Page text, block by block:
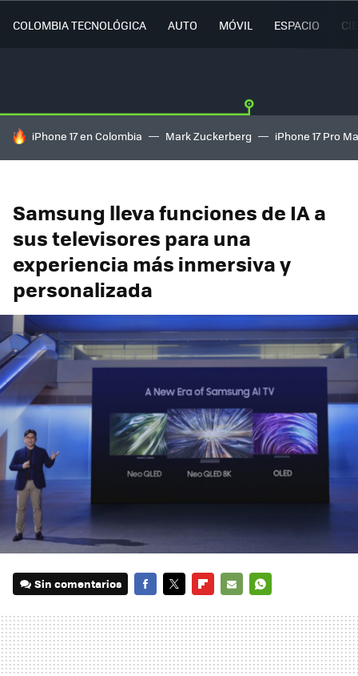
COLOMBIA TECNOLÓGICA AUTO MÓVIL ESPACIO
HOY SE HABLA DE
iPhone 17 en Colombia Mark Zuckerberg iPhone 17 Pro
Samsung lleva funciones de IA a
sus televisores para una
experiencia más inmersiva y
personalizada
Sin comentarios
MAIL